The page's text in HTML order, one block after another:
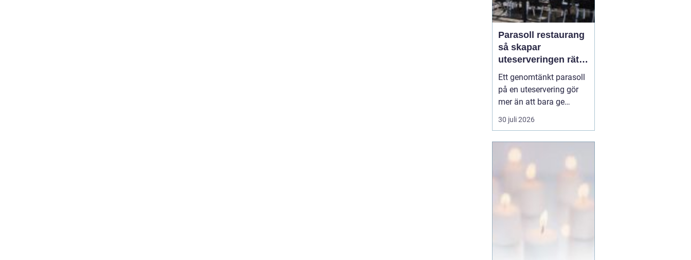
Parasoll restaurang
så skapar
uteserveringen rätt
känsla året runt
Ett genomtänkt parasoll
på en uteservering gör
mer än att bara ge
skugga. Det påverkar hur
länge gästerna stannar,
och om de väljer att
komma tillbaka. När
kraven på komfort,
30 juli 2026